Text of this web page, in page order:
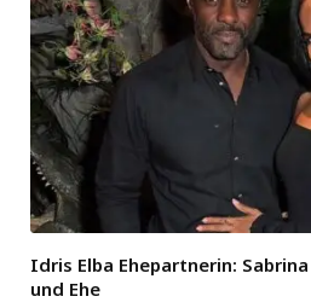
Idris Elba Ehepartnerin:
und Ehe